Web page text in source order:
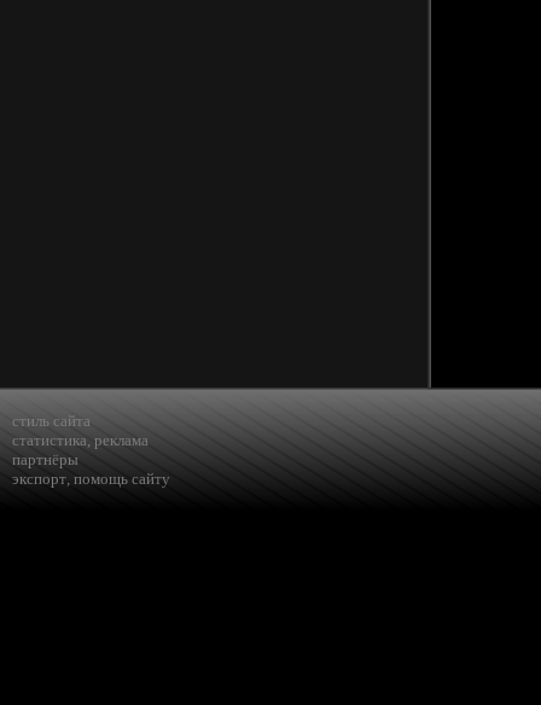
стиль сайта
статистика, реклама
партнёры
экспорт, помощь сайту